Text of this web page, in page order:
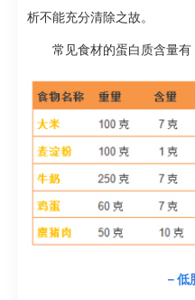
析不能充分清除之故。
常见食材的蛋白质含量有
－低